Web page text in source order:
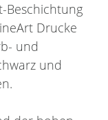
Beschichtung
Drucke
und
und